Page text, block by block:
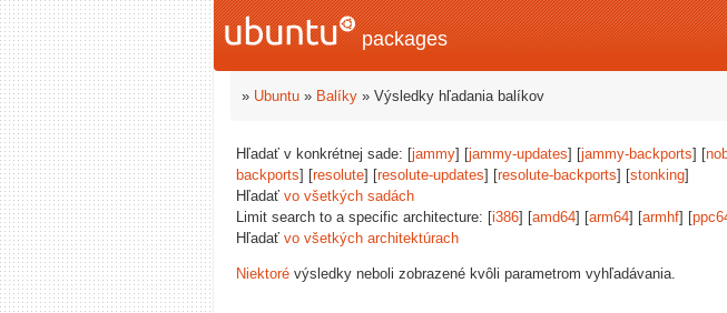
packages
» Ubuntu » Balíky » Výsledky hľadania balíkov
Hľadať v konkrétnej sade: [jammy] [jammy-updates] [jammy-backports] [
backports] [resolute] [resolute-updates] [resolute-backports] [stonking]
Hľadať vo všetkých sadách
Limit search to a specific architecture: [i386] [amd64] [arm64] [armhf] [
Hľadať vo všetkých architektúrach
Niektoré výsledky neboli zobrazené kvôli parametrom vyhľadávania.